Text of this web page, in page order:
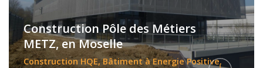
Construction Pôle des Métiers
METZ, en Moselle
Construction HQE, Bâtiment à Energie Positive.